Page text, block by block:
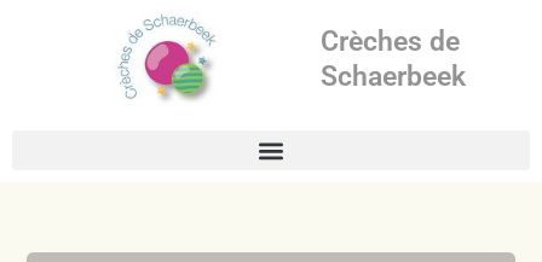
Crèches de
Schaerbeek